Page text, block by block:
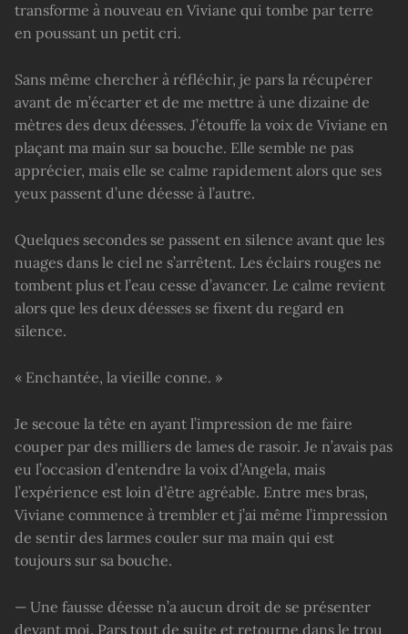
transforme à nouveau en Viviane qui tombe par terre
en poussant un petit cri.
Sans même chercher à réfléchir, je pars la récupérer
avant de m’écarter et de me mettre à une dizaine de
mètres des deux déesses. J’étouffe la voix de Viviane en
plaçant ma main sur sa bouche. Elle semble ne pas
apprécier, mais elle se calme rapidement alors que ses
yeux passent d’une déesse à l’autre.
Quelques secondes se passent en silence avant que les
nuages dans le ciel ne s’arrêtent. Les éclairs rouges ne
tombent plus et l’eau cesse d’avancer. Le calme revient
alors que les deux déesses se fixent du regard en
silence.
« Enchantée, la vieille conne. »
Je secoue la tête en ayant l’impression de me faire
couper par des milliers de lames de rasoir. Je n’avais pas
eu l’occasion d’entendre la voix d’Angela, mais
l’expérience est loin d’être agréable. Entre mes bras,
Viviane commence à trembler et j’ai même l’impression
de sentir des larmes couler sur ma main qui est
toujours sur sa bouche.
— Une fausse déesse n’a aucun droit de se présenter
devant moi. Pars tout de suite et retourne dans le trou